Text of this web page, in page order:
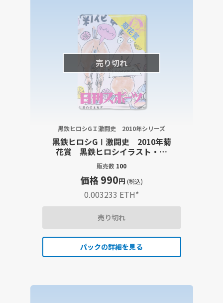
売り切れ
黒鉄ヒロシGＩ激闘史 2010年シリーズ
黒鉄ヒロシGⅠ激闘史 2010年菊
花賞 黒鉄ヒロシイラスト・大
型出走表・レース結果詳報記事
セット
販売数 100
価格990円 (税込)
0.003233 ETH*
売り切れ
パックの詳細を見る